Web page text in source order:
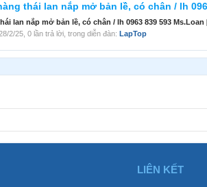
thái lan nắp mở bản lề, có chân / lh
lan nắp mở bản lề, có chân / lh 0963 839 593
2/25 , 0 lần trả lời, trong diễn đàn: LapTop
LIÊN KẾT